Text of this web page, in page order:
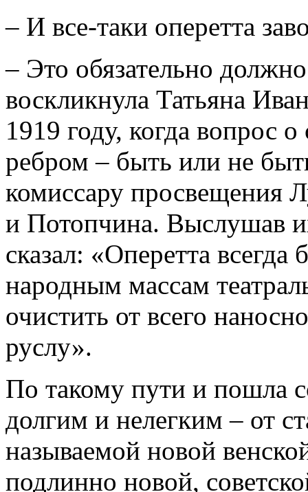
– И все-таки оперетта
– Это обязательно
воскликнула Татьяна
1919 году, когда вопрос
ребром – быть или не
комиссару просвещения
и Потопчина. Выслушав
сказал: «Оперетта
народным массам
очистить от всего
руслу».
По такому пути и пошла
долгим и нелегким – от
называемой новой
подлинно новой,